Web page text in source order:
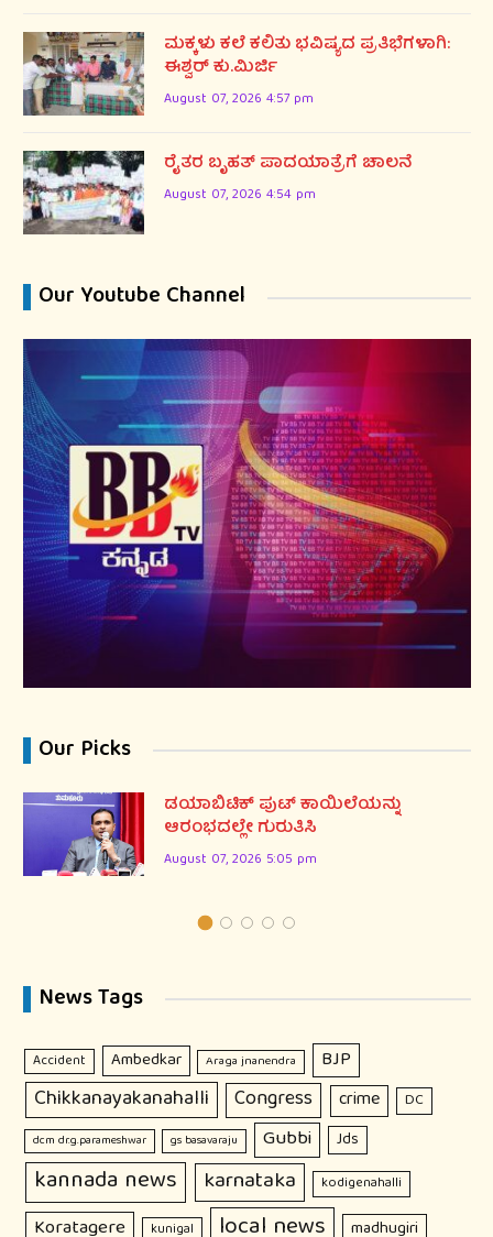
ಮಕ್ಕಳು ಕಲೆ ಕಲಿತು ಭವಿಷ್ಯದ ಪ್ರತಿಭೆಗಳಾಗಿ:
ಈಶ್ವರ್ ಕು.ಮಿರ್ಜಿ
August 07, 2026 4:57 pm
ರೈತರ ಬೃಹತ್ ಪಾದಯಾತ್ರೆಗೆ ಚಾಲನೆ
August 07, 2026 4:54 pm
Our Youtube Channel
Our Picks
ಡಯಾಬಿಟಿಕ್ ಪುಟ್ ಕಾಯಿಲೆಯನ್ನು
ಆರಂಭದಲ್ಲೇ ಗುರುತಿಸಿ
August 07, 2026 5:05 pm
News Tags
Accident Ambedkar Araga jnanendra BJP
Chikkanayakanahalli Congress crime DC
dcm dr.g.parameshwar gs basavaraju Gubbi Jds
kannada news karnataka kodigenahalli
Koratagere kunigal local news madhugiri